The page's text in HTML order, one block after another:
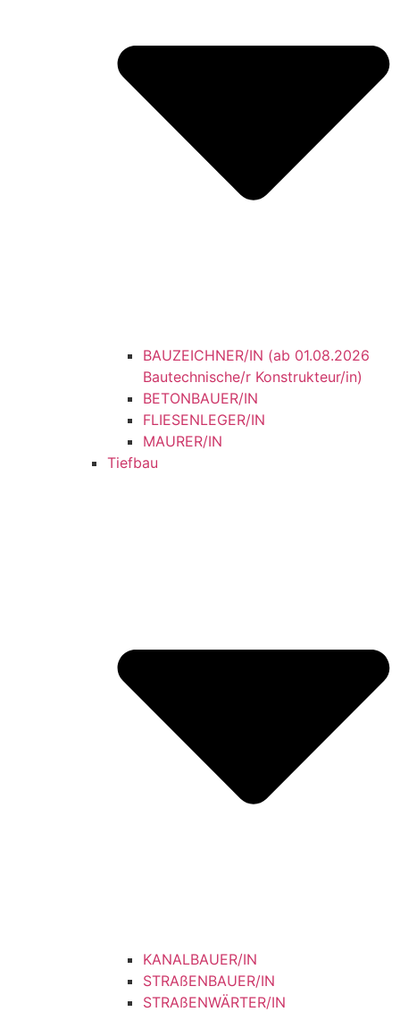
BAUZEICHNER/IN (ab 01.08.2026
Bautechnische/r Konstrukteur/in)
BETONBAUER/IN
FLIESENLEGER/IN
MAURER/IN
Tiefbau
KANALBAUER/IN
STRAßENBAUER/IN
STRAßENWÄRTER/IN